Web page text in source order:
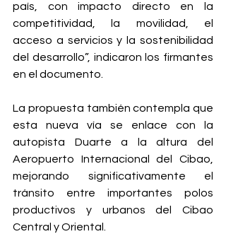
país, con impacto directo en la
competitividad, la movilidad, el
acceso a servicios y la sostenibilidad
del desarrollo”, indicaron los firmantes
en el documento.
La propuesta también contempla que
esta nueva vía se enlace con la
autopista Duarte a la altura del
Aeropuerto Internacional del Cibao,
mejorando significativamente el
tránsito entre importantes polos
productivos y urbanos del Cibao
Central y Oriental.